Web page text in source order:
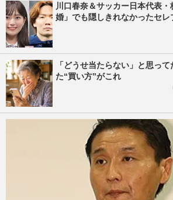
川口春奈＆サッカー日本代表・
婚」でも隠しきれなかったセレ
「どうせ当たらない」と思っ
た“買い方”がこれ